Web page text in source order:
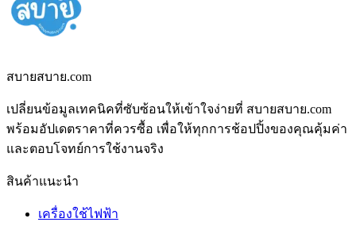
สบายสบาย.com
เปลี่ยนข้อมูลเทคนิคที่ซับซ้อนให้เข้าใจง่ายที่ สบายสบาย.com
พร้อมอัปเดตราคาที่ควรซื้อ เพื่อให้ทุกการช้อปปิ้งของคุณคุ้มค่า
และตอบโจทย์การใช้งานจริง
สินค้าแนะนำ
เครื่องใช้ไฟฟ้า